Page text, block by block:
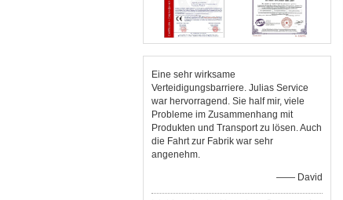
Eine sehr wirksame
Verteidigungsbarriere. Julias Service
war hervorragend. Sie half mir, viele
Probleme im Zusammenhang mit
Produkten und Transport zu lösen. Auch
die Fahrt zur Fabrik war sehr
angenehm.
—— David